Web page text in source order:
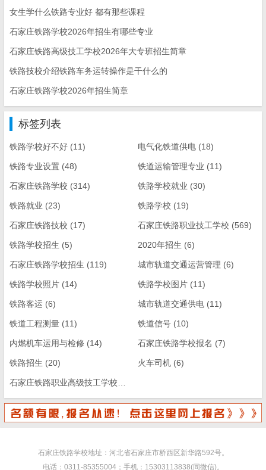
女生学什么铁路专业好 都有那些课程
石家庄铁路学校2026年招生有哪些专业
石家庄铁路高级技工学校2026年大专班招生简章
铁路技校介绍铁路车务运转操作是干什么的
石家庄铁路学校2026年招生简章
标签列表
铁路学校好不好 (11) 电气化铁道供电 (18)
铁路专业设置 (48) 铁道运输管理专业 (11)
石家庄铁路学校 (314) 铁路学校就业 (30)
铁路就业 (23) 铁路学校 (19)
石家庄铁路技校 (17) 石家庄铁路职业技工学校 (569)
铁路学校招生 (5) 2020年招生 (6)
石家庄铁路学校招生 (119) 城市轨道交通运营管理 (6)
铁路学校照片 (14) 铁路学校图片 (11)
铁路客运 (6) 城市轨道交通供电 (11)
铁道工程测量 (11) 铁道信号 (10)
内燃机车运用与检修 (14) 石家庄铁路学校报名 (7)
铁路招生 (20) 火车司机 (6)
石家庄铁路学校地址：河北省石家庄市桥西区新华路592号。
电话：0311-85355004；手机：15303113838(同微信)。